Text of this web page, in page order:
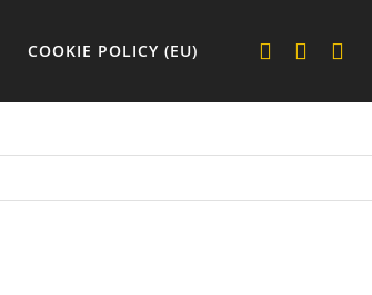
COOKIE POLICY (EU)